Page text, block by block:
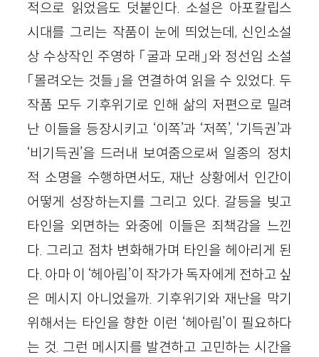
적으로 읽었음도 덧붙인다. 소설은 아포칼립스
시대를 그리는 작품이 눈에 띄었는데, 신인소설
상 수상작인 주영하 「굴과 모래」와 정선임 소설
「몰려오는 것들」을 연결하여 읽을 수 있었다. 두
작품 모두 기후위기로 인해 삶의 저편으로 밀려
난 이들을 등장시키고 ‘이쪽’과 ‘저쪽’, ‘기득권’과
‘비기득권’을 드러내 보여줌으로써 일종의 정치
적 소명을 수행하면서도, 재난 상황에서 인간이
어떻게 성장하는지를 그리고 있다. 갈등을 빚고
타인을 외면하는 와중에 이들은 죄책감을 느낀
다. 그리고 점차 변화해가며 타인을 헤아리게 된
다. 아마 이 ‘헤아림’이 작가가 독자에게 전하고 싶
은 메시지 아니었을까. 기후위기와 재난을 막기
위해서는 타인을 향한 이런 ‘헤아림’이 필요하다
는 것. 그런 메시지를 발견하고 고민하는 시간을